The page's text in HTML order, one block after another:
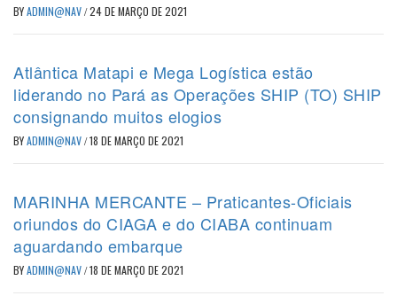
BYADMIN@NAV/24 DE MARÇO DE 2021
Atlântica Matapi e Mega Logística estão
liderando no Pará as Operações SHIP (TO) SHIP
consignando muitos elogios
BYADMIN@NAV/18 DE MARÇO DE 2021
MARINHA MERCANTE – Praticantes-Oficiais
oriundos do CIAGA e do CIABA continuam
aguardando embarque
BYADMIN@NAV/18 DE MARÇO DE 2021